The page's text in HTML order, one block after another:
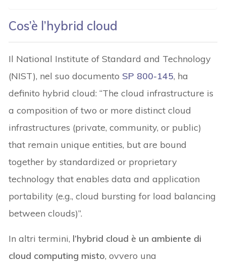
Cos’è l’hybrid cloud
Il National Institute of Standard and Technology
(NIST), nel suo documento SP 800-145, ha
definito hybrid cloud: “The cloud infrastructure is
a composition of two or more distinct cloud
infrastructures (private, community, or public)
that remain unique entities, but are bound
together by standardized or proprietary
technology that enables data and application
portability (e.g., cloud bursting for load balancing
between clouds)”.
In altri termini, l’hybrid cloud è un ambiente di
cloud computing misto, ovvero una